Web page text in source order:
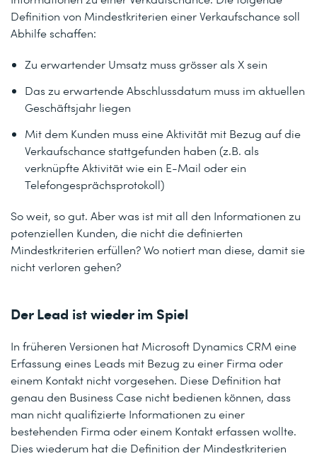
Definition von Mindestkriterien einer Verkaufschance soll
Abhilfe schaffen:
Zu erwartender Umsatz muss grösser als X sein
Das zu erwartende Abschlussdatum muss im aktuellen
Geschäftsjahr liegen
Mit dem Kunden muss eine Aktivität mit Bezug auf die
Verkaufschance stattgefunden haben (z.B. als
verknüpfte Aktivität wie ein E-Mail oder ein
Telefongesprächsprotokoll)
So weit, so gut. Aber was ist mit all den Informationen zu
potenziellen Kunden, die nicht die definierten
Mindestkriterien erfüllen? Wo notiert man diese, damit sie
nicht verloren gehen?
Der Lead ist wieder im Spiel
In früheren Versionen hat Microsoft Dynamics CRM eine
Erfassung eines Leads mit Bezug zu einer Firma oder
einem Kontakt nicht vorgesehen. Diese Definition hat
genau den Business Case nicht bedienen können, dass
man nicht qualifizierte Informationen zu einer
bestehenden Firma oder einem Kontakt erfassen wollte.
Dies wiederum hat die Definition der Mindestkriterien